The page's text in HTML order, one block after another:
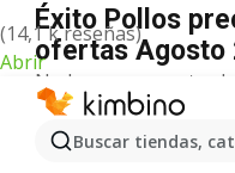
(14,1 k reseñas)
Abrir
Buscar tiendas,
Éxito Pollos
ofertas Agosto
No hemos
término.
Más